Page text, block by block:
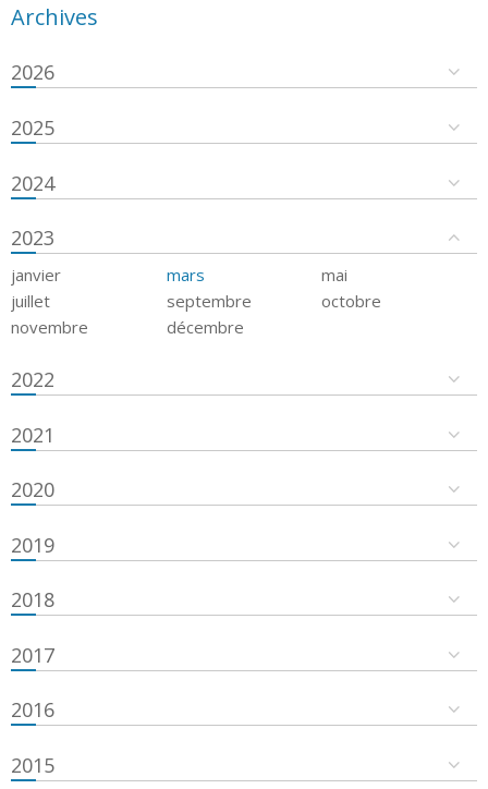
Archives
2026
2025
2024
2023
janvier mars
mai
juillet
septembre
octobre
novembre
décembre
2022
2021
2020
2019
2018
2017
2016
2015